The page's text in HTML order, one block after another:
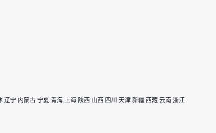
辽宁 内蒙古 宁夏 青海 上海 陕西 山西 四川 天津 新疆 西藏 云南 浙江